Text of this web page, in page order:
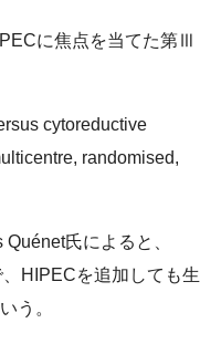
に焦点を当てた第Ⅲ
cytoreductive
randomised,
氏によると、
HIPECを追加しても生
う。